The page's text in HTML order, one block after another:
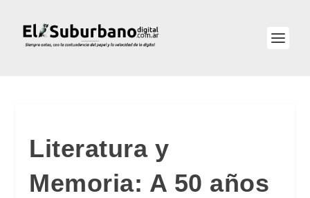
Literatura y
Memoria: A 50 años